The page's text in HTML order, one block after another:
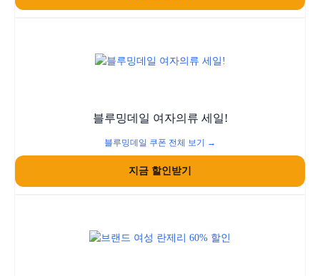
블루밍데일 여자의류 세일!
블루밍데일 쿠폰 전체 보기 →
지금 할인받기